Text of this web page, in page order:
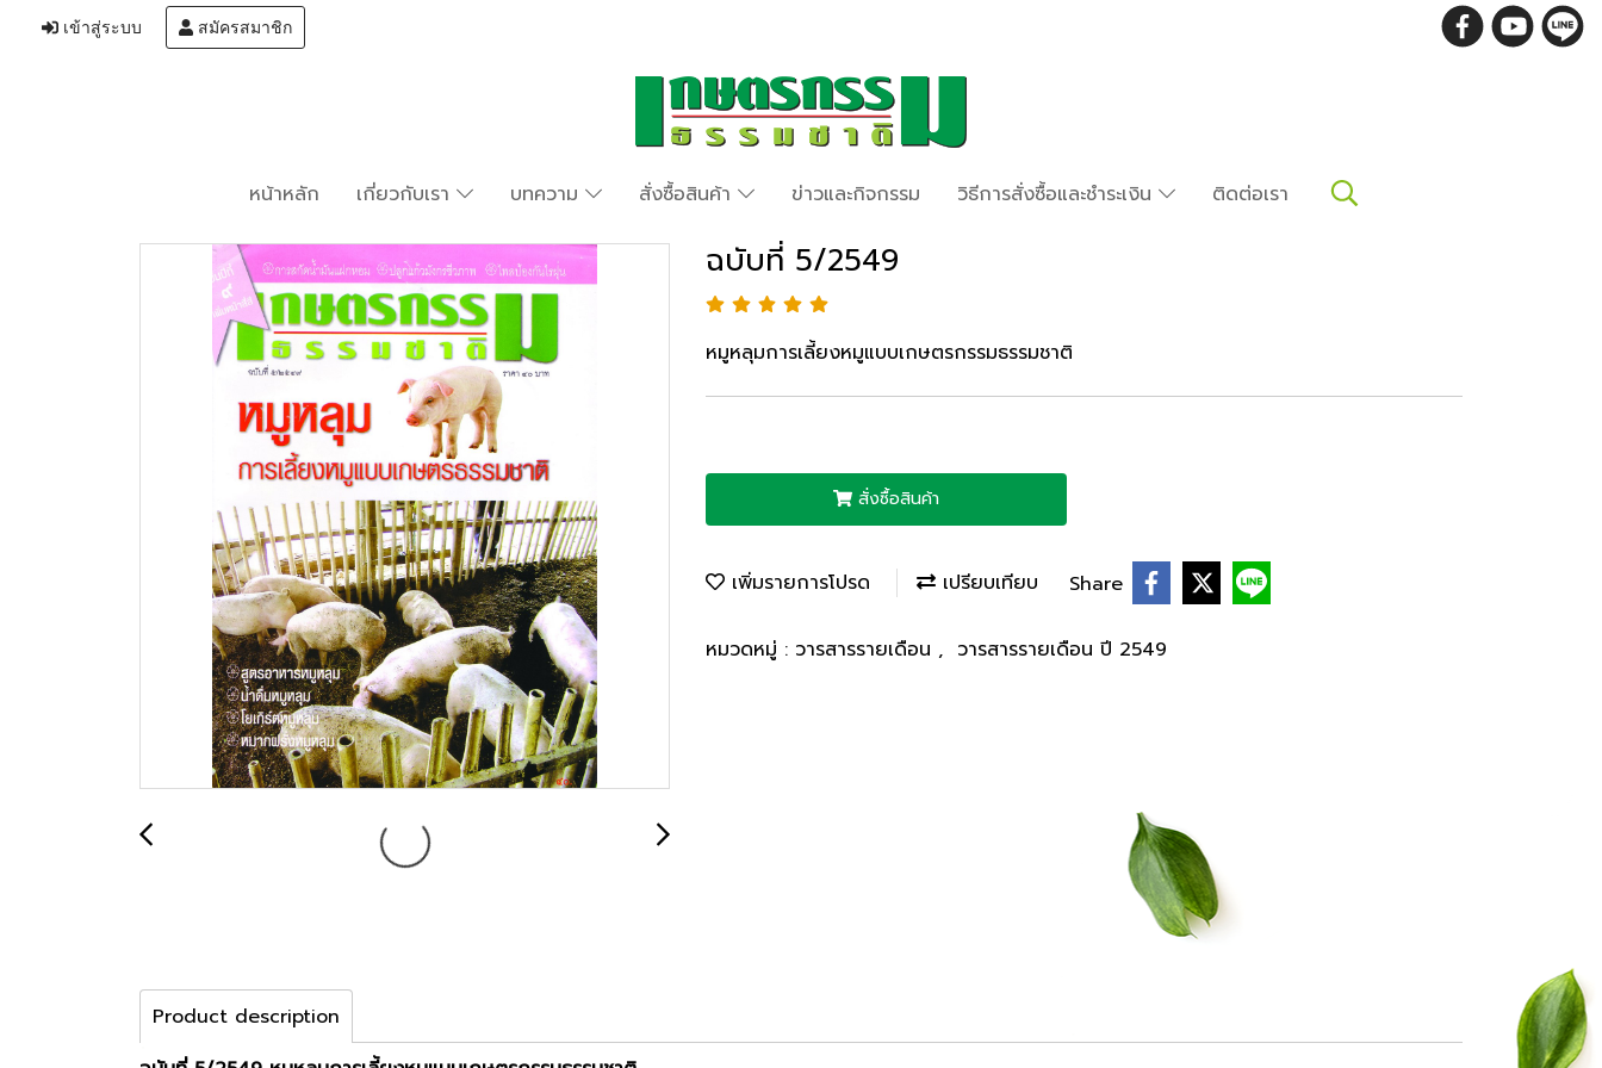
เข้าสู่ระบบ สมัครสมาชิก
หน้าหลัก เกี่ยวกับเรา บทความ สั่งซื้อสินค้า ข่าวและกิจกรรม วิธีการสั่งซื้อและชำระเงิน ติดต่อเรา
ฉบับที่ 5/2549
หมูหลุมการเลี้ยงหมูแบบเกษตรกรรมธรรมชาติ
สั่งซื้อสินค้า
เพิ่มรายการโปรด เปรียบเทียบ Share
หมวดหมู่ : วารสารรายเดือน , วารสารรายเดือน ปี 2549
Product description